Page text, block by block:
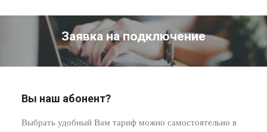
Заявка на подключение
Вы наш абонент?
Выбрать удобный Вам тариф можно самостоятельно в